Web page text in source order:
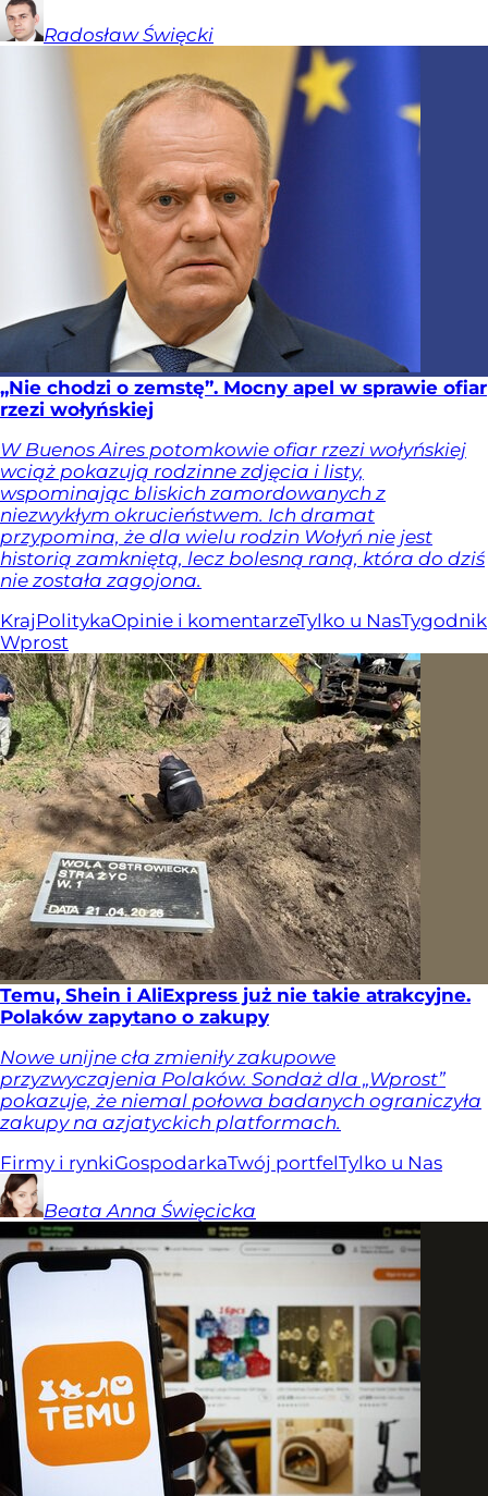
Radosław Święcki
„Nie chodzi o zemstę”. Mocny apel w sprawie ofiar
rzezi wołyńskiej
W Buenos Aires potomkowie ofiar rzezi wołyńskiej
wciąż pokazują rodzinne zdjęcia i listy,
wspominając bliskich zamordowanych z
niezwykłym okrucieństwem. Ich dramat
przypomina, że dla wielu rodzin Wołyń nie jest
historią zamkniętą, lecz bolesną raną, która do dziś
nie została zagojona.
KrajPolitykaOpinie i komentarzeTylko u NasTygodnik
Wprost
Temu, Shein i AliExpress już nie takie atrakcyjne.
Polaków zapytano o zakupy
Nowe unijne cła zmieniły zakupowe
przyzwyczajenia Polaków. Sondaż dla „Wprost”
pokazuje, że niemal połowa badanych ograniczyła
zakupy na azjatyckich platformach.
Firmy i rynkiGospodarkaTwój portfelTylko u Nas
Beata Anna Święcicka